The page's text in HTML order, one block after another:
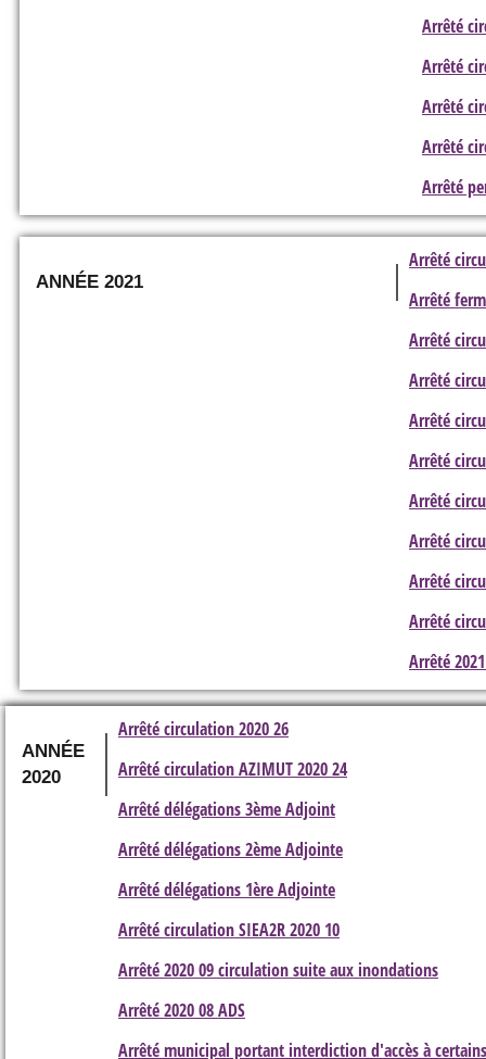
Arrêté
Arrêté
Arrêté
Arrêté
Arrêté
ANNÉE 2021
Arrêté
Arrêté
Arrêté
Arrêté
Arrêté
Arrêté
Arrêté
Arrêté
Arrêté
Arrêté
Arrêté
ANNÉE
2020
Arrêté circulation 2020 26
Arrêté circulation AZIMUT 2020 24
Arrêté délégations 3ème Adjoint
Arrêté délégations 2ème Adjointe
Arrêté délégations 1ère Adjointe
Arrêté circulation SIEA2R 2020 10
Arrêté 2020 09 circulation suite aux inondations
Arrêté 2020 08 ADS
Arrêté municipal portant interdiction d'accès à certains